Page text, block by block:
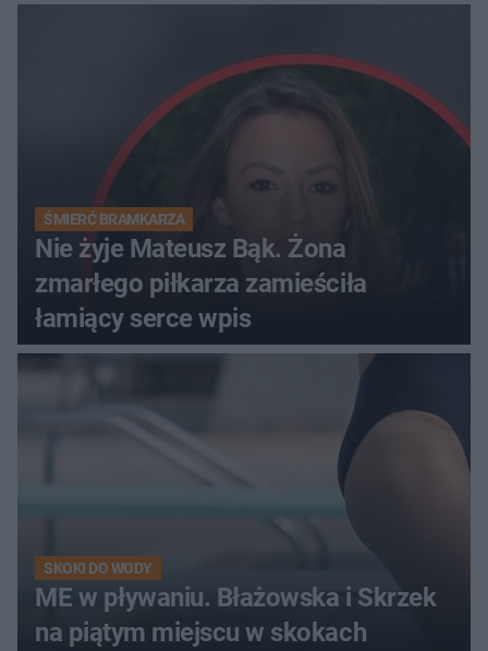
ŚMIERĆ BRAMKARZA
Nie żyje Mateusz Bąk. Żona
zmarłego piłkarza zamieściła
łamiący serce wpis
SKOKI DO WODY
ME w pływaniu. Błażowska i Skrzek
na piątym miejscu w skokach